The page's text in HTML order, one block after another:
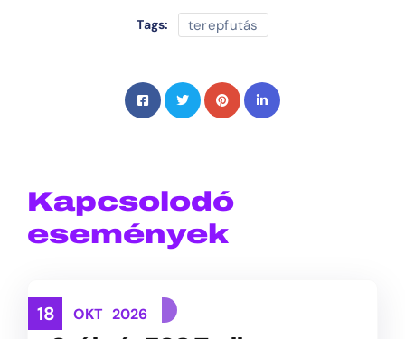
Tags: terepfutás
Kapcsolodó
események
18 OKT 2026
TEREPFUTÁS